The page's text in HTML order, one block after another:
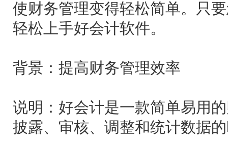
使财务管理变得轻松简单。只
轻松上手好会计软件。
背景：提高财务管理效率
说明：好会计是一款简单易用
披露、审核、调整和统计数据